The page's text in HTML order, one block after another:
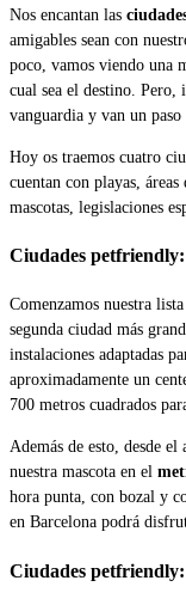
Nos encantan las
amigables sean con
poco, vamos viendo una
cual sea el destino. Pero,
vanguardia y van un paso
Hoy os traemos cuatro
cuentan con playas,
mascotas, legislaciones
Ciudades
Comenzamos nuestra
segunda ciudad más
instalaciones adaptadas
aproximadamente un
700 metros cuadrados
Además de esto, desde
nuestra mascota en el
hora punta, con bozal y
en Barcelona podrá
Ciudades